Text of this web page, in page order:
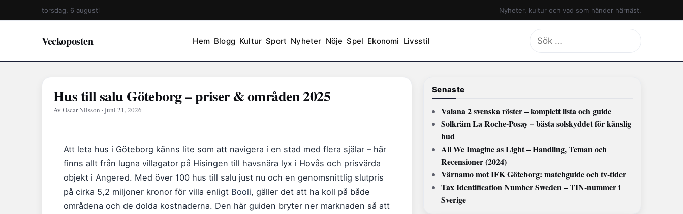
torsdag, 6 augusti Nyheter, kultur och vad som händer härnäst.
Veckoposten Hem Blogg Kultur Sport Nyheter Nöje Spel Ekonomi Livsstil
Sök
efter:
Hus till salu Göteborg – priser & områden 2025
Av Oscar Nilsson · juni 21, 2026
Att leta hus i Göteborg känns lite som att navigera i en stad med flera själar – här
finns allt från lugna villagator på Hisingen till havsnära lyx i Hovås och prisvärda
objekt i Angered. Med över 100 hus till salu just nu och en genomsnittlig slutpris
på cirka 5,2 miljoner kronor för villa enligt Booli, gäller det att ha koll på både
områdena och de dolda kostnaderna. Den här guiden bryter ner marknaden så att
Senaste
Vaiana 2 svenska röster – komplett lista och guide
Solkräm La Roche-Posay – bästa solskyddet för känslig
hud
All We Imagine as Light – Handling, Teman och
Recensioner (2024)
Värnamo mot IFK Göteborg: matchguide och tv-tider
Tax Identification Number Sweden – TIN-nummer i
Sverige